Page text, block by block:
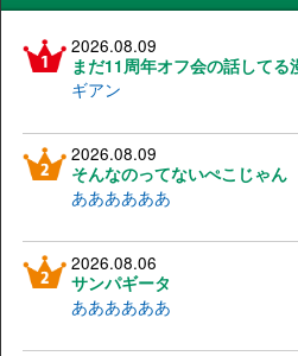
2026.08.09
まだ11周年オフ会の話して
ギアン
2026.08.09
そんなのってないぺこじゃん
ああああああ
2026.08.06
サンパギータ
ああああああ